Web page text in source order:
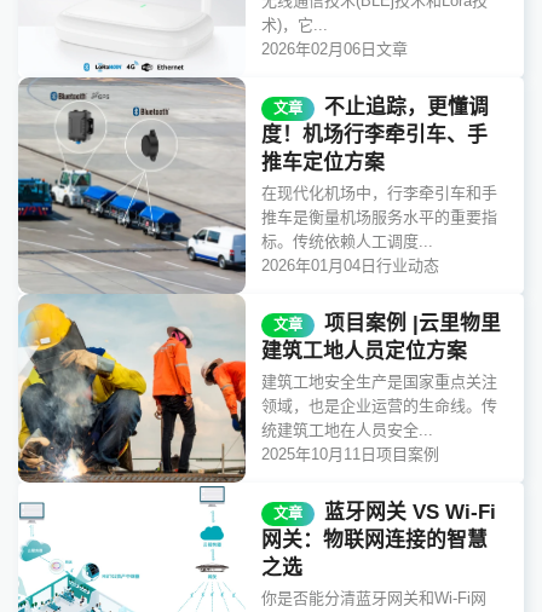
术)，它...
2026年02月06日文章
文章
不止追踪，更懂调
度！机场行李牵引车、手
推车定位方案
在现代化机场中，行李牵引车和手
推车是衡量机场服务水平的重要指
标。传统依赖人工调度...
2026年01月04日行业动态
文章
项目案例 |云里物里
建筑工地人员定位方案
建筑工地安全生产是国家重点关注
领域，也是企业运营的生命线。传
统建筑工地在人员安全...
2025年10月11日项目案例
文章
蓝牙网关 VS Wi-Fi
网关：物联网连接的智慧
之选
你是否能分清蓝牙网关和Wi-Fi网